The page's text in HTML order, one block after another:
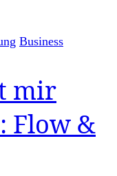
Business
mir
Flow &